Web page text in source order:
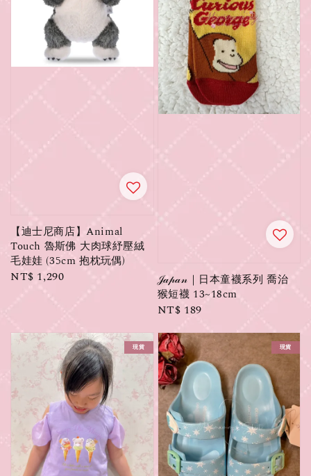
【迪士尼商店】Animal
Touch 魯斯佛 大肉球紓壓絨
毛娃娃 (35cm 抱枕玩偶)
Regular
NT$ 1,290
𝒥𝒶𝓅𝒶𝓃｜日本童襪系列 喬治
猴短襪 13~18cm
Regular
NT$ 189
現貨 現貨